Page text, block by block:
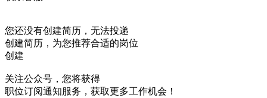
您还没有创建简历，无法投递
创建简历，为您推荐合适的岗位
创建
关注公众号，您将获得
职位订阅通知服务，获取更多工作机会！